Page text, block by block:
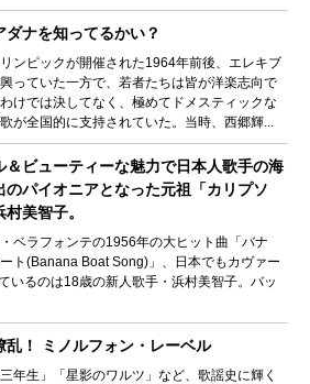
ダナを知ってるかい？
ンピックが開催された1964年前後、エレキブ
っていた一方で、若者たちは皆が洋楽志向で
けでは決してなく、極めてドメスティックな
が全国的に支持されていた。当時、西郷輝...
＆ビューティーな魅力で日本人歌手の海
のパイオニアとなった元祖「カリプソ
美智子。
ベラフォンテの1956年の大ヒット曲「バナ
ト(Banana Boat Song)」、日本でもカヴァー
いるのは18歳の新人歌手・浜村美智子。バッ
乱！ ミノルフォン・レーベル
三年生」「星影のワルツ」など、歌謡史に輝く